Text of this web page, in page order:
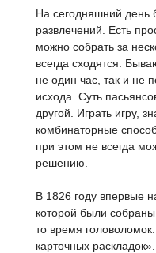
На сегодняшний день
развлечений. Есть
можно собрать за
всегда сходятся.
не один час, так и не
исхода. Суть
другой. Играть игру,
комбинаторные
при этом не всегда
решению.
В 1826 году впервые
которой были
то время
карточных